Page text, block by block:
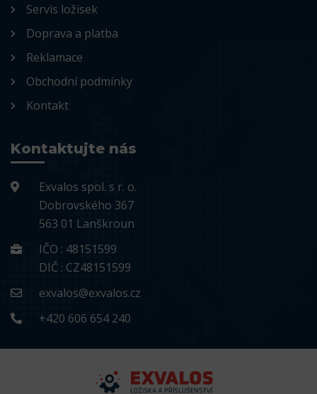
Servis ložisek
Doprava a platba
Reklamace
Obchodní podmínky
Kontakt
Kontaktujte nás
Exvalos spol. s r. o.
Dobrovského 367
563 01 Lanškroun
IČO : 48151599
DIČ : CZ48151599
exvalos@exvalos.cz
+420 606 654 240